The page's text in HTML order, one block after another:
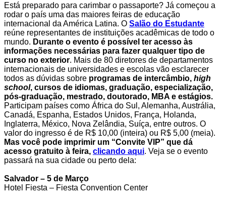
Está preparado para carimbar o passaporte? Já começou a
rodar o país uma das maiores feiras de educação
internacional da América Latina. O Salão do Estudante
reúne representantes de instituições acadêmicas de todo o
mundo. Durante o evento é possível ter acesso às
informações necessárias para fazer qualquer tipo de
curso no exterior. Mais de 80 diretores de departamentos
internacionais de universidades e escolas vão esclarecer
todos as dúvidas sobre programas de intercâmbio, high
school, cursos de idiomas, graduação, especialização,
pós-graduação, mestrado, doutorado, MBA e estágios.
Participam países como África do Sul, Alemanha, Austrália,
Canadá, Espanha, Estados Unidos, França, Holanda,
Inglaterra, México, Nova Zelândia, Suíça, entre outros. O
valor do ingresso é de R$ 10,00 (inteira) ou R$ 5,00 (meia).
Mas você pode imprimir um “Convite VIP” que dá
acesso gratuito à feira, clicando aqui. Veja se o evento
passará na sua cidade ou perto dela:
Salvador – 5 de Março
Hotel Fiesta – Fiesta Convention Center